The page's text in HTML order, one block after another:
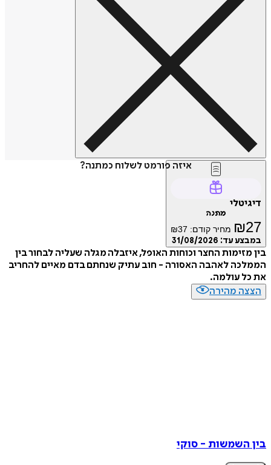
איזה פורמט לשלוח כמתנה?
דיגיטלי
מתנה
₪27 מחיר קודם: ₪37
במבצע עד: 31/08/2026
בין מזימות החצר וכוחות האופל, איזבלה מגלה שעליה לבחור בין
הממלכה לאהבה האסורה - חוב עתיק שנחתם בדם מאיים להחריב
את כל עולמה.
הצצה מהירה
בין השמשות - סוקי